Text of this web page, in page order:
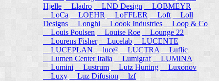
Hjelle
Lladro LND Design
LOBMEYR
LoCa
LOEHR LoFFLER Loft
Loll
Designs
Longhi Loook Industries
Loop & Co
Louis Poulsen
Louise Roe
Lounge 22
Lourens Fisher
Lucelab
LUCENTE
LUCEPLAN
luce² LUCTRA
Luflic
Lumen Center Italia
Lumigraf
LUMINA
Lumini
Lustrum Lutz Huning
Luxonov
Luxy
Luz Difusion lzf